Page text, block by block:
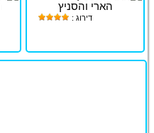
הארי והסניץ
דירוג :